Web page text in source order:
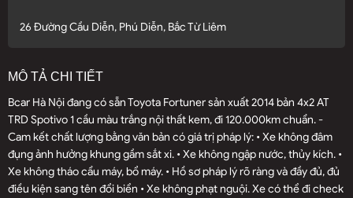
26 Đường Cầu Diễn, Phú Diễn, Bắc Từ Liêm
MÔ TẢ CHI TIẾT
Bcar Hà Nội đang có sẵn Toyota Fortuner sản xuất 2014 bản 4x2 AT
TRD Spotivo 1 cầu màu trắng nội thất kem, đi 120.000km chuẩn. -
Cam kết chất lượng bằng văn bản có giá trị pháp lý: • Xe không đâm
đụng ảnh hưởng khung gầm sắt xi. • Xe không ngập nước, thủy kích. •
Xe không tháo cẩu máy, bổ máy. • Hồ sơ pháp lý rõ ràng và đầy đủ, đủ
điều kiện sang tên đổi biển • Xe không phạt nguội. Xe có thể đi check